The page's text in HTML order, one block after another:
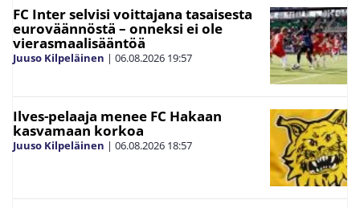
FC Inter selvisi voittajana tasaisesta
euroväännöstä – onneksi ei ole
vierasmaalisääntöä
Juuso Kilpeläinen | 06.08.2026 19:57
Ilves-pelaaja menee FC Hakaan
kasvamaan korkoa
Juuso Kilpeläinen | 06.08.2026 18:57